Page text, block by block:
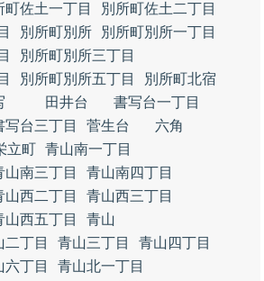
町佐土一丁目
別所町佐土二丁目
別所町別所
別所町別所一丁目
別所町別所三丁目
別所町別所五丁目
別所町北宿
田井台
書写台一丁目
写台三丁目 菅生台
六角
立町 青山南一丁目
山南三丁目
青山南四丁目
山西二丁目
青山西三丁目
山西五丁目
青山
二丁目 青山三丁目
青山四丁目
六丁目
青山北一丁目